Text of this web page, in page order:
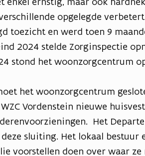
opgelegde
toezicht en werd toen 9
2024 stelde Zorginspectie
stond het woonzorgcentrum
het woonzorgcentrum
Vordenstein nieuwe
Het
sluiting. Het lokaal bestuur
voorstellen doen over waar ze